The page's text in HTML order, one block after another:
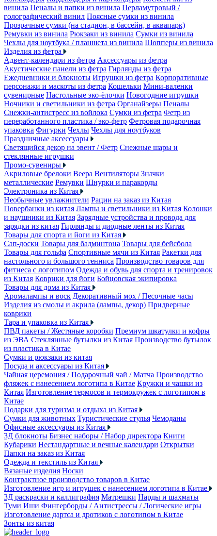
винила Пеналы и папки из винила Перламутровый /
голографический винил Поясные сумки из винила
Прозрачные сумки (на стадион, в бассейн, в аквапарк)
Ремувки из винила Рюкзаки из винила Сумки из винила
Чехлы для ноутбука / планшета из винила Шопперы из винила
Изделия из фетра
Адвент-календари из фетра Аксессуары из фетра
Акустические панели из фетра Гирлянды из фетра
Ежедневники и блокноты Игрушки из фетра Корпоративные
персонажи и маскоты из фетра Кошельки Мини-валенки
сувенирные Настольные эко-ёлочки Новогодние игрушки
Ночники и светильники из фетра Органайзеры Пеналы
Снежки-антистресс из войлока Сумки из фетра Фетр из
переработанного пластика / эко-фетр Фетровая подарочная
упаковка Фигурки Чехлы Чехлы для ноутбуков
Праздничные аксессуары
Светящийся декор на эвент / Фетр Снежные шары и
стеклянные игрушки
Промо-сувениры
Акриловые брелоки Веера Вентиляторы Значки
металлические Ремувки Шнурки и паракорды
Электроника из Китая
Необычные увлажнители Рации на заказ из Китая
Повербанки из китая Лампы и светильники из Китая Колонки
и наушники из Китая Зарядные устройства и провода для
зарядки из китая Гирлянды и диодные ленты из Китая
Товары для спорта и йоги из Китая
Сап-доски Товары для бадминтона Товары для бейсбола
Товары для гольфа Спортивные мячи из Китая Ракетки для
настольного и большого тенниса Производство товаров для
фитнеса с логотипом Одежда и обувь для спорта и тренировок
из Китая Коврики для йоги Бойцовская экипировка
Товары для дома из Китая
Аромалампы и воск Декоративный мох / Песочные часы
Изделия из смолы и акрила (лампы, декор) Придверные
коврики
Тара и упаковка из Китая
ПВД пакеты / Жестяные коробки Премиум шкатулки и кофры
из ЭВА Стеклянные бутылки из Китая Производство бутылок
из пластика в Китае
Сумки и рюкзаки из китая
Посуда и аксессуары из Китая
Чайная церемония / Подарочный чай / Матча Производство
фляжек с нанесением логотипа в Китае Кружки и чашки из
Китая Изготовление термосов и термокружек с логотипом в
Китае
Подарки для туризма и отдыха из Китая
Сумки для животных Туристические стулья Чемоданы
Офисные аксессуары из Китая
3Д блокноты Бизнес наборы / Набор директора Книги
Кубарики Нестандартные и вечные календари Открытки
Папки на заказ из Китая
Одежда и текстиль из Китая
Вязаные изделия Носки
Контрактное производство товаров в Китае
Изготовление игр и игрушек с нанесением логотипа в Китае
3Д раскраски и каллиграфия Матрешки Нарды и шахматы
Туми Иши Фингерборды / Антистрессы / Логические игры
Изготовление дартса и дротиков с логотипом в Китае
Зонты из китая